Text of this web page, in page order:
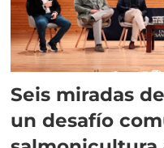
Seis miradas
un desafío